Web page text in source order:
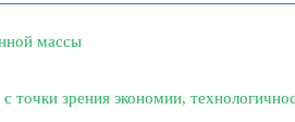
массы
точки зрения экономии,